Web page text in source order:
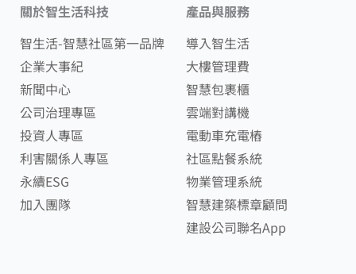
關於智生活科技
智生活-智慧社區第一品牌
企業大事紀
新聞中心
公司治理專區
投資人專區
利害關係人專區
永續ESG
加入團隊
產品與服務
導入智生活
大樓管理費
智慧包裹櫃
雲端對講機
電動車充電樁
社區點餐系統
物業管理系統
智慧建築標章顧問
建設公司聯名App